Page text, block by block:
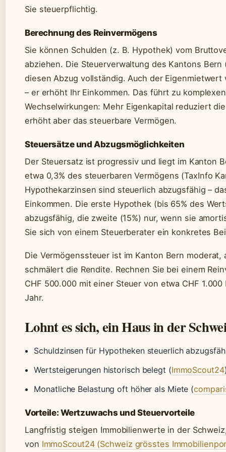
Sie steuerpflichtig.
Berechnung des Reinvermögens
Sie können Schulden (z. B. Hypothek) vom
abziehen. Die Steuerverwaltung des Kantons Bern
diesen Abzug vollständig. Auch der Eigenmietwert
– er erhöht Ihr Einkommen. Das führt zu komplexen
Wechselwirkungen: Mehr Eigenkapital reduziert
erhöht aber das steuerbare Vermögen.
Steuersätze und Abzugsmöglichkeiten
Der Steuersatz ist progressiv und liegt im Kanton
etwa 0,3% des steuerbaren Vermögens (TaxInfo
Hypothekarzinsen sind steuerlich abzugsfähig –
Einkommen. Die erste Hypothek (bis 65% des
abzugsfähig, die zweite (15%) nur, wenn sie
Sie sich von einem Steuerberater ein konkretes
Die Vermögenssteuer ist im Kanton Bern moderat,
schmälert die Rendite. Rechnen Sie bei einem
CHF 500.000 mit einer Steuer von etwa CHF 1.000
Jahr.
Lohnt es sich, ein Haus in der
Schuldzinsen für Hypotheken steuerlich
Wertsteigerungen historisch belegt (ImmoScout24
Monatliche Belastung oft höher als Miete (
Vorteile: Wertzuwachs und Steuervorteile
Langfristig steigen Immobilienwerte in der
von ImmoScout24 (Schweiz grösstes